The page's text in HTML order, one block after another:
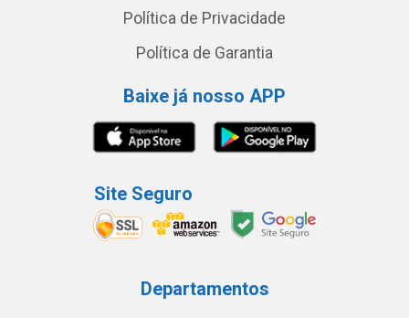
Política de Privacidade
Política de Garantia
Baixe já nosso APP
Site Seguro
Departamentos